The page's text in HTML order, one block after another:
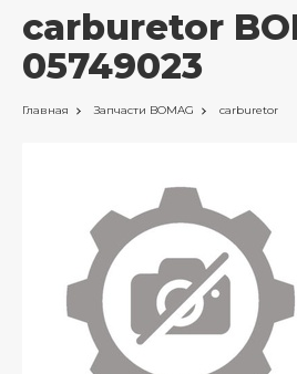
carburetor
05749023
Главная Запчасти BOMAG carburetor